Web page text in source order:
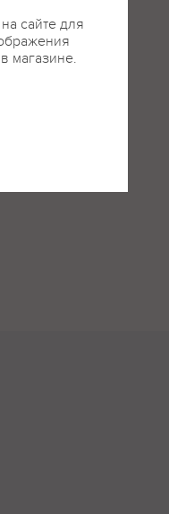
сайте для
магазине.